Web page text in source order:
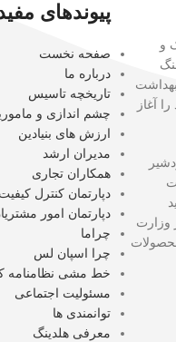
و
آغاز
وزارت
پیوندهای
صفحه نخست
درباره ما
تاریخچه تاسیس
چشم اندازی و
ارزش های بنیادین
مدیران ارشد
همکاران تجاری
دپارتمان کنترل کیفیت
دپارتمان امور
چراما
چرا اسپان لس
خط مشی نظامنامه
مسئولیت اجتماعی
توانمندی ها
معرفی هلدینگ